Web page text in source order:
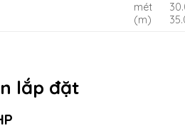
mét
(m)
lắp đặt